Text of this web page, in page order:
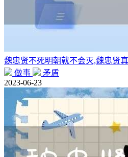
魏忠贤不死明朝就不会灭,魏忠贤
做事
矛盾
2023-06-23